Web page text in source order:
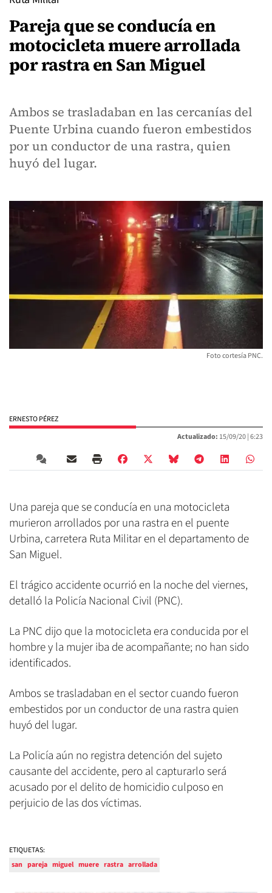
Pareja que se conducía en
motocicleta muere arrollada
por rastra en San Miguel
Ambos se trasladaban en las cercanías del
Puente Urbina cuando fueron embestidos
por un conductor de una rastra, quien
huyó del lugar.
Foto cortesía PNC.
ERNESTO PÉREZ
Actualizado: 15/09/20 |6:23
Una pareja que se conducía en una motocicleta
murieron arrollados por una rastra en el puente
Urbina, carretera Ruta Militar en el departamento de
San Miguel.
El trágico accidente ocurrió en la noche del viernes,
detalló la Policía Nacional Civil (PNC).
La PNC dijo que la motocicleta era conducida por el
hombre y la mujer iba de acompañante; no han sido
identificados.
Ambos se trasladaban en el sector cuando fueron
embestidos por un conductor de una rastra quien
huyó del lugar.
La Policía aún no registra detención del sujeto
causante del accidente, pero al capturarlo será
acusado por el delito de homicidio culposo en
perjuicio de las dos víctimas.
ETIQUETAS:
san pareja miguel muere rastra arrollada